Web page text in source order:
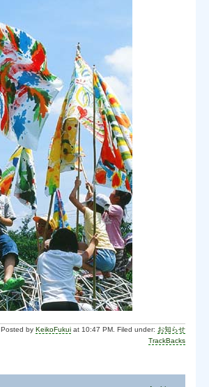
Posted by KeikoFukui at 10:47 PM. Filed under: お知らせ
TrackBacks